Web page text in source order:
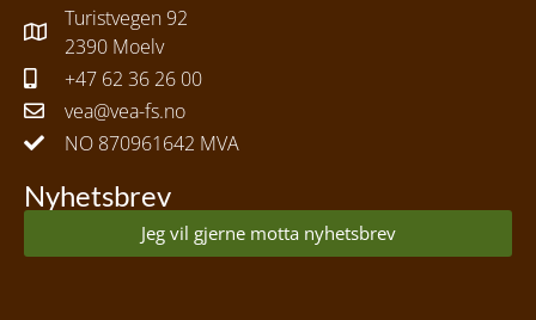
Turistvegen 92
2390 Moelv
+47 62 36 26 00
vea@vea-fs.no
NO 870961642 MVA
Nyhetsbrev
Jeg vil gjerne motta nyhetsbrev